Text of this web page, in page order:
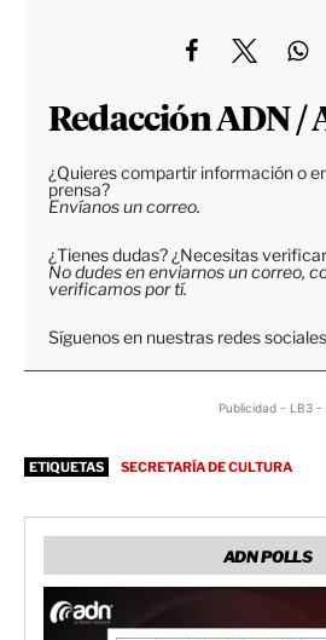
Redacción ADN /
¿Quieres compartir información o
prensa?
Envíanos un correo.
¿Tienes dudas? ¿Necesitas
No dudes en enviarnos un correo,
verificamos por tí.
Síguenos en nuestras redes
Publicidad - LB3 -
ETIQUETAS SECRETARÍA DE CULTURA
ADN POLLS